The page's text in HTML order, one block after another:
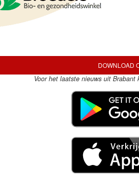
DOWNLOAD
Voor het laatste nieuws uit